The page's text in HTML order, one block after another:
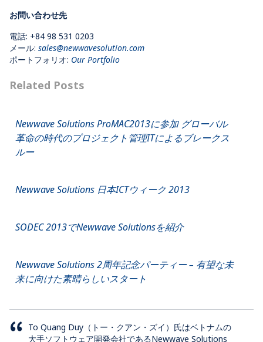
お問い合わせ先
電話: +84 98 531 0203
メール: sales@newwavesolution.com
ポートフォリオ: Our Portfolio
Related Posts
Newwave Solutions ProMAC2013に参加 グローバル
革命の時代のプロジェクト管理ITによるブレークス
ルー
Newwave Solutions 日本ICTウィーク 2013
SODEC 2013でNewwave Solutionsを紹介
Newwave Solutions 2周年記念パーティー – 有望な未
来に向けた素晴らしいスタート
To Quang Duy（トー・クアン・ズイ）氏はベトナムの
大手ソフトウェア開発会社であるNewwave Solutions